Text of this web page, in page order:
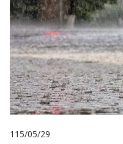
115/05/29